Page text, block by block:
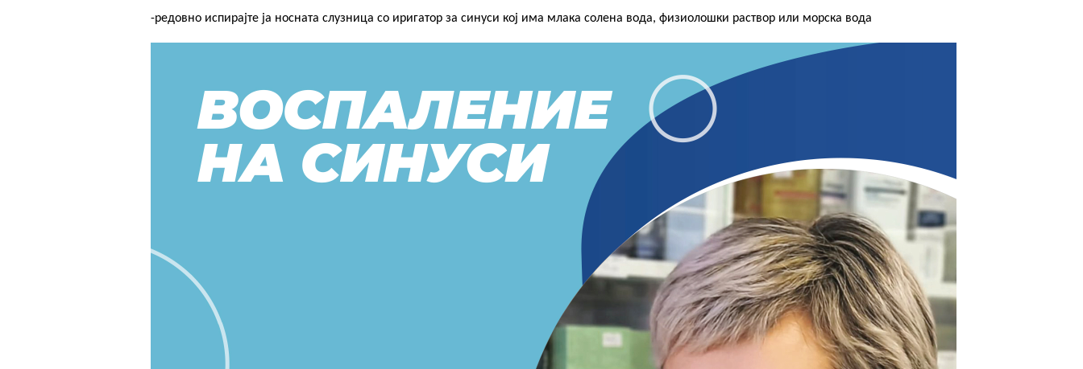
-редовно испирајте ја носната слузница со иригатор за синуси кој има млака солена вода, физиолошки раствор или морска вода